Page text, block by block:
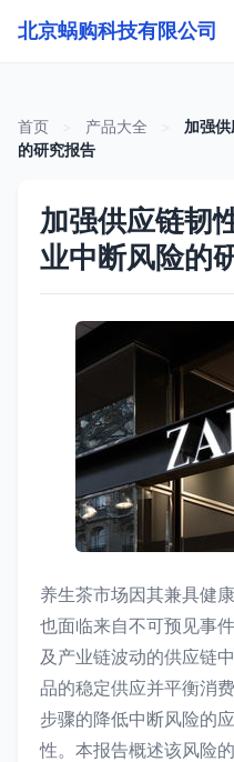
北京蜗购科技有限公司
首页 产品大全
加强
的研究报告
加强供应链韧
业中断风险的
养生茶市场因其兼具健
也面临来自不可预见事
及产业链波动的供应链
品的稳定供应并平衡消
步骤的降低中断风险的
性。本报告概述该风险